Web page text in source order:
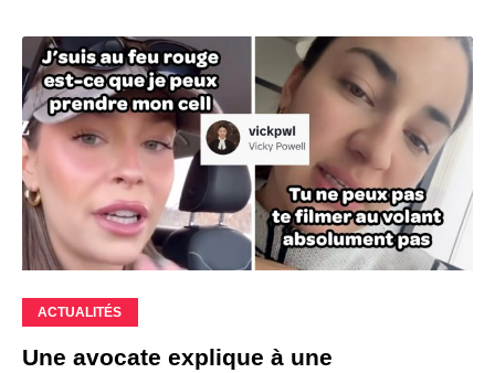
ACTUALITÉS
Une avocate explique à une